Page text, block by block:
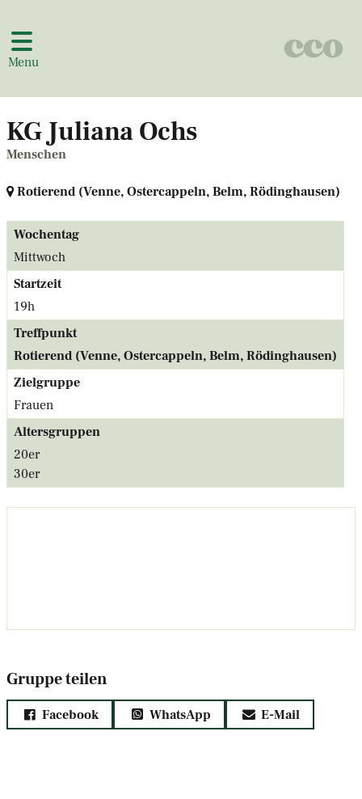
Menu
KG Juliana Ochs
Menschen
Rotierend (Venne, Ostercappeln, Belm, Rödinghausen)
Wochentag
Mittwoch
Startzeit
19h
Treffpunkt
Rotierend (Venne, Ostercappeln, Belm, Rödinghausen)
Zielgruppe
Frauen
Altersgruppen
20er
30er
Gruppe teilen
Facebook WhatsApp E-Mail